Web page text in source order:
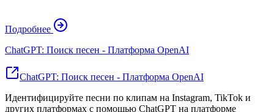
Подробнее
ChatGPT: Поиск песен - Платформа OpenAI
ChatGPT: Поиск песен - Платформа OpenAI
Идентифицируйте песни по клипам на Instagram, TikTok и
других платформах с помощью ChatGPT на платформе